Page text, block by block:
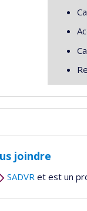
joindre
SADVRet est un